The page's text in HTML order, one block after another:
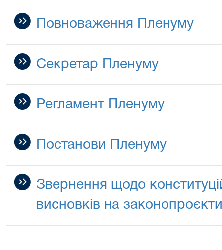
Повноваження Пленуму
Секретар Пленуму
Регламент Пленуму
Постанови Пленуму
Звернення щодо
висновків на законопроєкти